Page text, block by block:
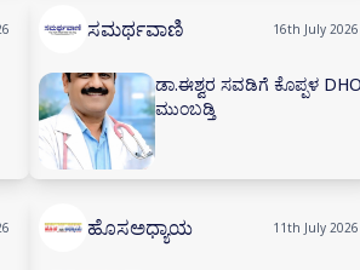
ಸಮರ್ಥವಾಣಿ 16th July 2026
ಡಾ.ಈಶ್ವರ ಸವಡಿಗೆ ಕೊಪ್ಪಳ DHO
ಮುಂಬಡ್ತಿ
ಹೊಸಅಧ್ಯಾಯ 11th July 2026